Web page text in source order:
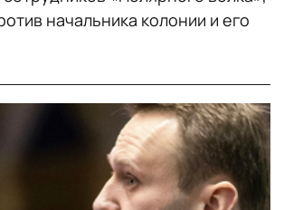
начальника колонии и его